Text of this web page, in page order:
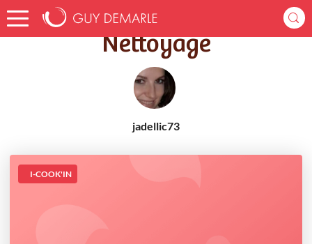
Accueil Recettes Nettoyage
Nettoyage
jadellic73
I-COOK'IN